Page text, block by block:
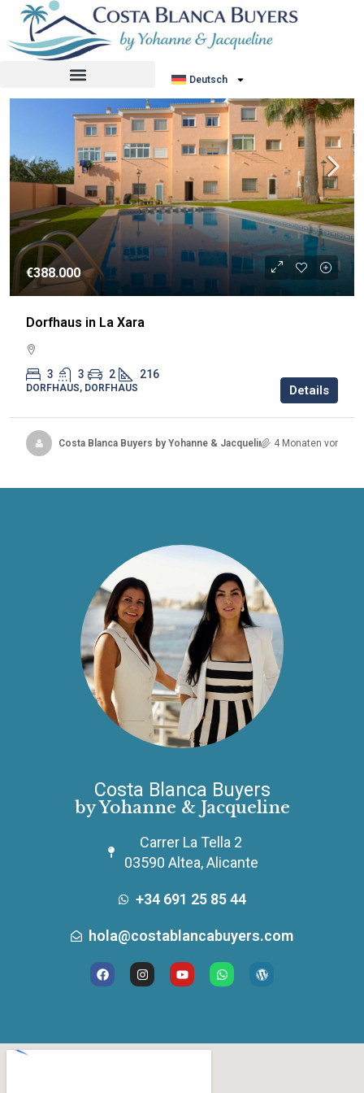
Deutsch
Sortiere nach: Standardauftrag
€388.000
Dorfhaus in La Xara
3 3 2 216
DORFHAUS, DORFHAUS Details
Costa Blanca Buyers by Yohanne & Jacqueline 4 Monaten vor
Costa Blanca Buyers
by Yohanne & Jacqueline
Carrer La Tella 2
03590 Altea, Alicante
+34 691 25 85 44
hola@costablancabuyers.com